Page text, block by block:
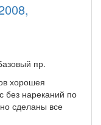
пр.
хорошея
без нареканий по
сделаны все